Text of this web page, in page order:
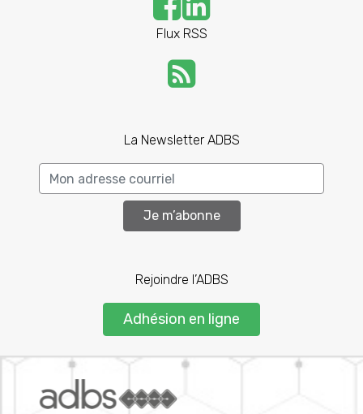
Flux RSS
La Newsletter ADBS
Je m’abonne
Rejoindre l’ADBS
Adhésion en ligne